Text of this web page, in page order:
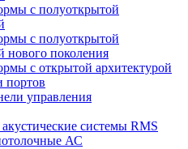
с полуоткрытой
с полуоткрытой
нового поколения
с открытой архитектурой
портов
управления
системы RMS
АС